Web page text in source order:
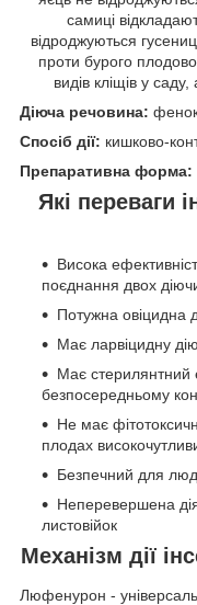
самиці
відроджуються
проти бурого
видів кліщів у
Діюча речовина:
Спосіб дії: кишково-
Препаративна форма:
Які переваги
Висока
поєднання двох
Потужна овіцидна
Має ларвіцидну
Має стерилянтний
безпосередньому
Не має
плодах
Безпечний для
Неперевершена
листовійок
Механізм дії
Люфенурон -